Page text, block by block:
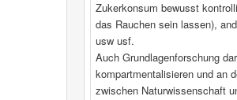
Zukerkonsum bewusst
das Rauchen sein lassen),
usw usf.
Auch Grundlagenforschung
kompartmentalisieren und an
zwischen Naturwissenschaft